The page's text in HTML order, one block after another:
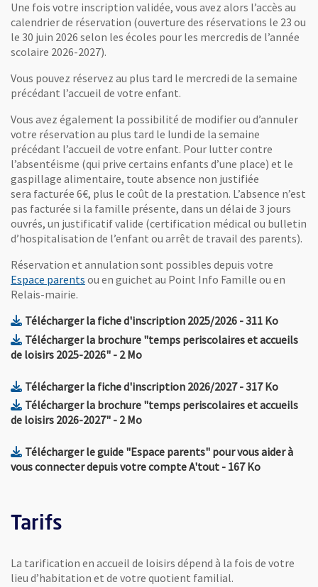
Une fois votre inscription validée, vous avez alors l’accès au
calendrier de réservation (ouverture des réservations le 23 ou
le 30 juin 2026 selon les écoles pour les mercredis de l’année
scolaire 2026-2027).
Vous pouvez réservez au plus tard le mercredi de la semaine
précédant l’accueil de votre enfant.
Vous avez également la possibilité de modifier ou d’annuler
votre réservation au plus tard le lundi de la semaine
précédant l’accueil de votre enfant. Pour lutter contre
l’absentéisme (qui prive certains enfants d’une place) et le
gaspillage alimentaire, toute absence non justifiée
sera facturée 6€, plus le coût de la prestation. L’absence n’est
pas facturée si la famille présente, dans un délai de 3 jours
ouvrés, un justificatif valide (certification médical ou bulletin
d’hospitalisation de l’enfant ou arrêt de travail des parents).
Réservation et annulation sont possibles depuis votre
Espace parents , Ouvre une nouvelle fenêtre
ou en guichet au Point Info Famille ou en
Relais-mairie.
Télécharger la fiche d'inscription 2025/2026, Fichier au
- 311 Ko, Ouvre
Télécharger la brochure "temps periscolaires et accueils
de loisirs 2025-2026", Fichier au format Pdf
- 2 Mo, Ouvre une nouvelle fenêtre
Télécharger la fiche d'inscription 2026/2027, Fichier au
- 317 Ko, Ouvre
Télécharger la brochure "temps periscolaires et accueils
de loisirs 2026-2027", Fichier au format Pdf
- 2 Mo, Ouvre une nouvelle fenêtre
Télécharger le guide "Espace parents" pour vous aider à
vous connecter depuis votre compte A'tout, Fichier au format
- 167 Ko, Ouvre
Tarifs
La tarification en accueil de loisirs dépend à la fois de votre
lieu d’habitation et de votre quotient familial.